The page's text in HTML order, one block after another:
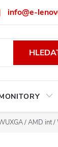
info@e-
/ AMD int